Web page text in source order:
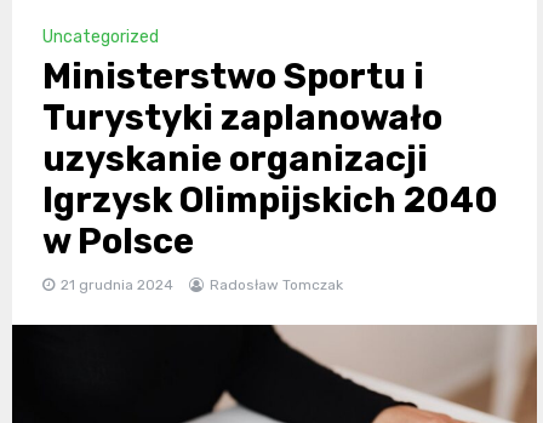
Uncategorized
Ministerstwo Sportu i
Turystyki zaplanowało
uzyskanie organizacji
Igrzysk Olimpijskich 2040
w Polsce
21 grudnia 2024 Radosław Tomczak